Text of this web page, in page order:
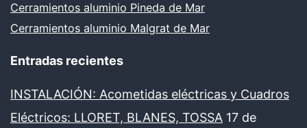
Cerramientos aluminio Pineda de Mar
Cerramientos aluminio Malgrat de Mar
Entradas recientes
INSTALACIÓN: Acometidas eléctricas y Cuadros
Eléctricos: LLORET, BLANES, TOSSA 17 de